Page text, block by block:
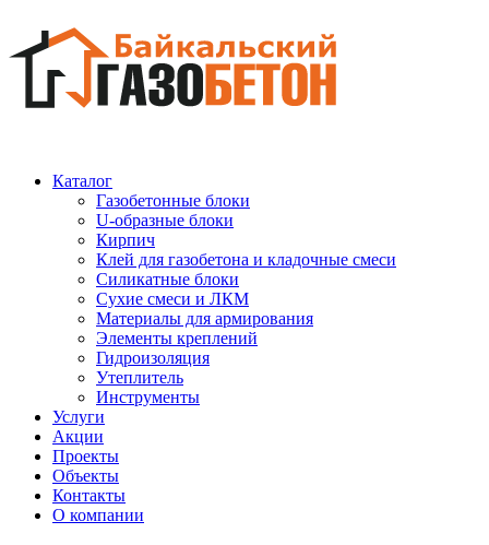
Каталог
Газобетонные блоки
U-образные блоки
Кирпич
Клей для газобетона и кладочные смеси
Силикатные блоки
Сухие смеси и ЛКМ
Материалы для армирования
Элементы креплений
Гидроизоляция
Утеплитель
Инструменты
Услуги
Акции
Проекты
Объекты
Контакты
О компании